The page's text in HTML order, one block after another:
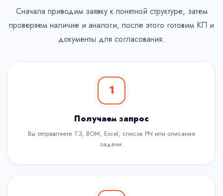
Сначала приводим заявку к понятной структуре, затем
проверяем наличие и аналоги, после этого готовим КП и
документы для согласования.
1
Получаем запрос
Вы отправляете ТЗ, BOM, Excel, список PN или описание
задачи.